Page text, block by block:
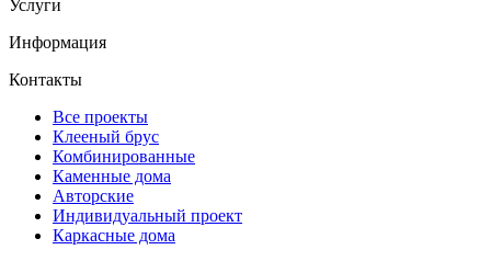
Услуги
Информация
Контакты
Все проекты
Клееный брус
Комбинированные
Каменные дома
Авторские
Индивидуальный проект
Каркасные дома